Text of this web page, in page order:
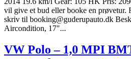
vil give et bud eller booke en prøvetur.
skriv til booking@guderupauto.dk
Aircondition, 17"...
VW Polo – 1,0 MPI